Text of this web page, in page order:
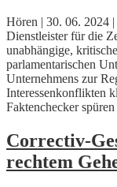
Hören | 30. 06. 2024
Dienstleister für die
unabhängige,
parlamentarischen
Unternehmens zur
Interessenkonflikten
Faktenchecker
Correctiv-
rechtem